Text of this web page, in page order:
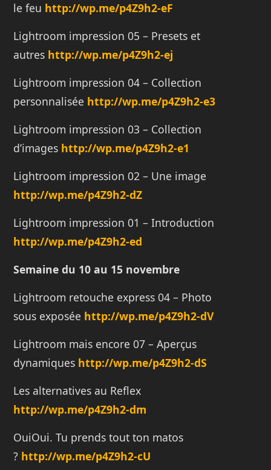
le feu http://wp.me/p4Z9h2-eF
Lightroom impression 05 – Presets et
autres http://wp.me/p4Z9h2-ej
Lightroom impression 04 – Collection
personnalisée http://wp.me/p4Z9h2-e3
Lightroom impression 03 – Collection
d’images http://wp.me/p4Z9h2-e1
Lightroom impression 02 – Une image
http://wp.me/p4Z9h2-dZ
Lightroom impression 01 – Introduction
http://wp.me/p4Z9h2-ed
Semaine du 10 au 15 novembre
Lightroom retouche express 04 – Photo
sous exposée http://wp.me/p4Z9h2-dV
Lightroom mais encore 07 – Aperçus
dynamiques http://wp.me/p4Z9h2-dS
Les alternatives au Reflex
http://wp.me/p4Z9h2-dm
OuiOui. Tu prends tout ton matos
? http://wp.me/p4Z9h2-cU